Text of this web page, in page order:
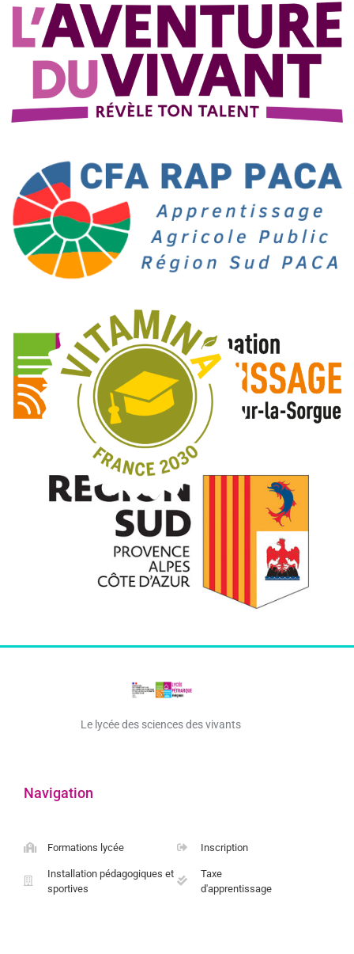
Le lycée des sciences des vivants
Navigation
Formations lycée
Installation pédagogiques et
sportives
Inscription
Taxe
d'apprentissage